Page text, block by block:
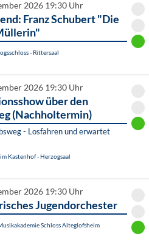
2026 19:30 Uhr
Franz Schubert "Die
- Rittersaal
2026 19:30 Uhr
über den
(Nachholtermin)
- Losfahren und erwartet
Kastenhof - Herzogsaal
2026 19:30 Uhr
Jugendorchester
Schloss Alteglofsheim